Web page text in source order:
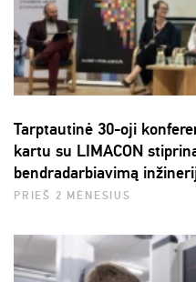
Tarptautinė 30-oji
kartu su LIMACON
bendradarbiavimą
PRIEŠ 2 MĖNESIUS